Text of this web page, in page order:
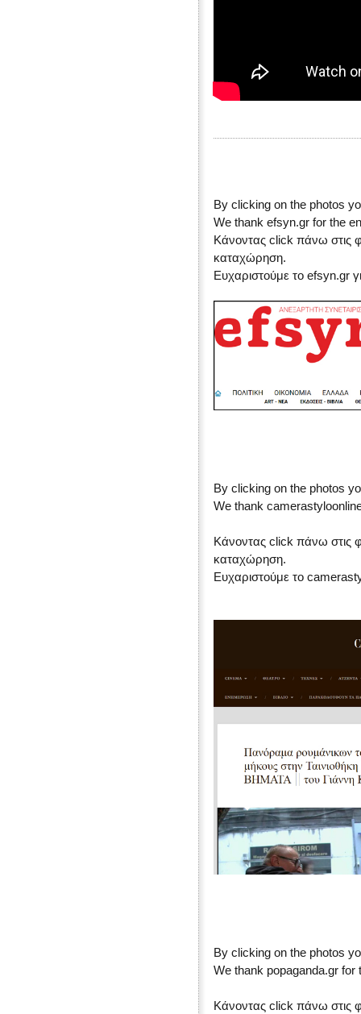
By clicking on the photos
We thank efsyn.gr for the
Κάνοντας click πάνω στις
καταχώρηση.
Ευχαριστούμε το efsyn.gr
By clicking on the photos
We thank
Κάνοντας click πάνω στις
καταχώρηση.
Ευχαριστούμε το
By clicking on the photos
We thank popaganda.gr for
Κάνοντας click πάνω στις